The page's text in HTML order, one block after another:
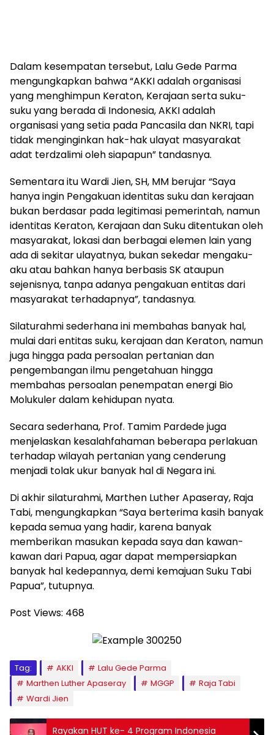
Dalam kesempatan tersebut, Lalu Gede Parma
mengungkapkan bahwa “AKKI adalah organisasi
yang menghimpun Keraton, Kerajaan serta suku-
suku yang berada di Indonesia, AKKI adalah
organisasi yang setia pada Pancasila dan NKRI, tapi
tidak menginginkan hak-hak ulayat masyarakat
adat terdzalimi oleh siapapun” tandasnya.
Sementara itu Wardi Jien, SH, MM berujar “Saya
hanya ingin Pengakuan identitas suku dan kerajaan
bukan berdasar pada legitimasi pemerintah, namun
identitas Keraton, Kerajaan dan Suku ditentukan oleh
masyarakat, lokasi dan berbagai elemen lain yang
ada di sekitar ulayatnya, bukan sekedar mengaku-
aku atau bahkan hanya berbasis SK ataupun
sejenisnya, tanpa adanya pengakuan entitas dari
masyarakat terhadapnya”, tandasnya.
Silaturahmi sederhana ini membahas banyak hal,
mulai dari entitas suku, kerajaan dan Keraton, namun
juga hingga pada persoalan pertanian dan
pengembangan ilmu pengetahuan hingga
membahas persoalan penempatan energi Bio
Molukuler dalam kehidupan nyata.
Secara sederhana, Prof. Tamim Pardede juga
menjelaskan kesalahfahaman beberapa perlakuan
terhadap wilayah pertanian yang cenderung
menjadi tolak ukur banyak hal di Negara ini.
Di akhir silaturahmi, Marthen Luther Apaseray, Raja
Tabi, mengungkapkan “Saya berterima kasih banyak
kepada semua yang hadir, karena banyak
memberikan masukan kepada saya dan kawan-
kawan dari Papua, agar dapat mempersiapkan
banyak hal kedepannya, demi kemajuan Suku Tabi
Papua”, tutupnya.
Post Views: 468
Tag: AKKI
Lalu Gede Parma
Marthen Luther Apaseray
MGGP
Raja Tabi
Wardi Jien
Rayakan HUT ke- 4 Program Indonesia